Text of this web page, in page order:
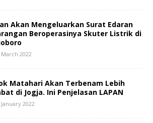
Akan Mengeluarkan Surat Edaran
Beroperasinya Skuter Listrik di
March 2022
Matahari Akan Terbenam Lebih
di Jogja. Ini Penjelasan LAPAN
2022